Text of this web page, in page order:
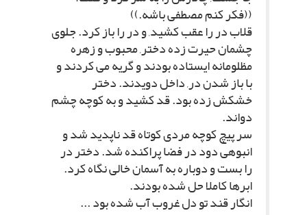
((فکر کنم مصطفى باشه.))
قلاب در را عقب کشید, و در را باز کرد. جلوى
چشمان حیرت زده دختر, محبوب و زهره
مظلومانه ایستاده بودند و گریه مى کردند و
با باز شدن در, داخل دویدند. دختر
خشکش زده بود. قد کشید و به کوچه چشم
دواند.
سر پیچ کوچه مردى کوتاه قد ناپدید شد و
انبوهى دود در فضا پراکنده شد. دختر در
را بست و دوباره به آسمان خالى نگاه کرد.
ابرها کاملا حل شده بودند.
انگار قند تو دل غروب آب شده بود ...